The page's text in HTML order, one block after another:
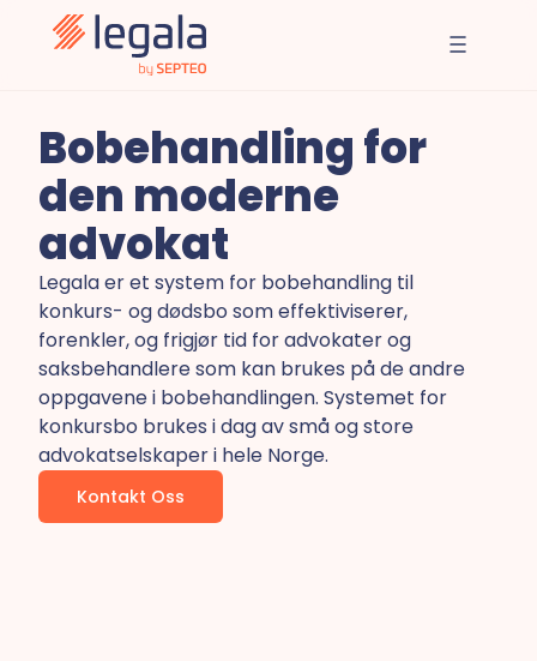
Bobehandling for
den moderne
advokat
Legala er et system for bobehandling til
konkurs- og dødsbo som effektiviserer,
forenkler, og frigjør tid for advokater og
saksbehandlere som kan brukes på de andre
oppgavene i bobehandlingen. Systemet for
konkursbo brukes i dag av små og store
advokatselskaper i hele Norge.
Kontakt Oss